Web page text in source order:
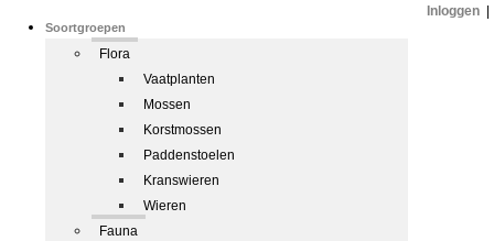
Soortgroepen
Flora
Vaatplanten
Mossen
Korstmossen
Paddenstoelen
Kranswieren
Wieren
Fauna
Inloggen